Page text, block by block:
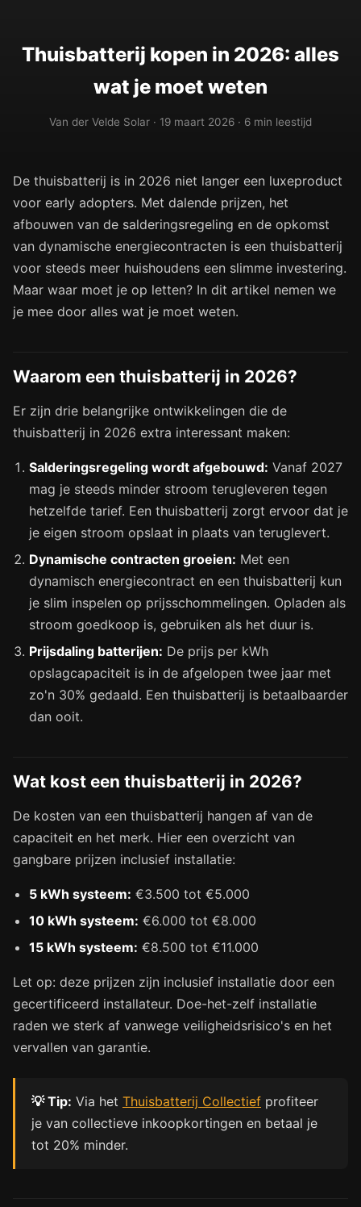
Thuisbatterij kopen in 2026: alles
wat je moet weten
Van der Velde Solar · 19 maart 2026 · 6 min leestijd
De thuisbatterij is in 2026 niet langer een luxeproduct
voor early adopters. Met dalende prijzen, het
afbouwen van de salderingsregeling en de opkomst
van dynamische energiecontracten is een thuisbatterij
voor steeds meer huishoudens een slimme investering.
Maar waar moet je op letten? In dit artikel nemen we
je mee door alles wat je moet weten.
Waarom een thuisbatterij in 2026?
Er zijn drie belangrijke ontwikkelingen die de
thuisbatterij in 2026 extra interessant maken:
Salderingsregeling wordt afgebouwd: Vanaf 2027
mag je steeds minder stroom terugleveren tegen
hetzelfde tarief. Een thuisbatterij zorgt ervoor dat je
je eigen stroom opslaat in plaats van teruglevert.
Dynamische contracten groeien: Met een
dynamisch energiecontract en een thuisbatterij kun
je slim inspelen op prijsschommelingen. Opladen als
stroom goedkoop is, gebruiken als het duur is.
Prijsdaling batterijen: De prijs per kWh
opslagcapaciteit is in de afgelopen twee jaar met
zo'n 30% gedaald. Een thuisbatterij is betaalbaarder
dan ooit.
Wat kost een thuisbatterij in 2026?
De kosten van een thuisbatterij hangen af van de
capaciteit en het merk. Hier een overzicht van
gangbare prijzen inclusief installatie:
5 kWh systeem: €3.500 tot €5.000
10 kWh systeem: €6.000 tot €8.000
15 kWh systeem: €8.500 tot €11.000
Let op: deze prijzen zijn inclusief installatie door een
gecertificeerd installateur. Doe-het-zelf installatie
raden we sterk af vanwege veiligheidsrisico's en het
vervallen van garantie.
💡 Tip: Via het Thuisbatterij Collectief profiteer
je van collectieve inkoopkortingen en betaal je
tot 20% minder.